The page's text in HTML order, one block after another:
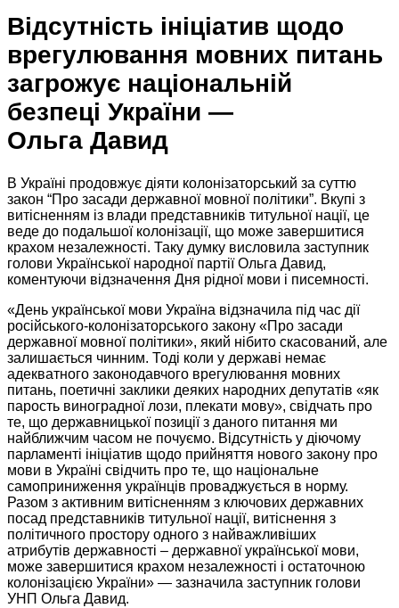
Відсутність ініціатив щодо
врегулювання мовних питань
загрожує національній
безпеці України —
Ольга Давид
В Україні продовжує діяти колонізаторський за суттю
закон “Про засади державної мовної політики”. Вкупі з
витісненням із влади представників титульноїнації, це
веде до подальшоїколонізації, що може завершитися
крахом незалежності. Таку думку висловила заступник
голови Української народної партії Ольга Давид,
коментуючи відзначення Дня рідної мови і писемності.
«День української мови Україна відзначила під час дії
російського-колонізаторського закону «Про засади
державної мовної політики», який нібито скасований, але
залишається чинним. Тоді коли у державі немає
адекватного законодавчого врегулювання мовних
питань, поетичні заклики деяких народних депутатів «як
парость виноградної лози, плекати мову», свідчать про
те, що державницької позиції з даного питання ми
найближчим часом не почуємо. Відсутність у діючому
парламенті ініціатив щодо прийняття нового закону про
мови в Україні свідчить про те, що національне
самоприниження українців проваджується в норму.
Разом з активним витісненням з ключових державних
посад представників титульноїнації, витіснення з
політичного простору одного з найважливіших
атрибутів державності – державної української мови,
може завершитися крахом незалежності і остаточною
колонізацією України» — зазначила заступник голови
УНП Ольга Давид.